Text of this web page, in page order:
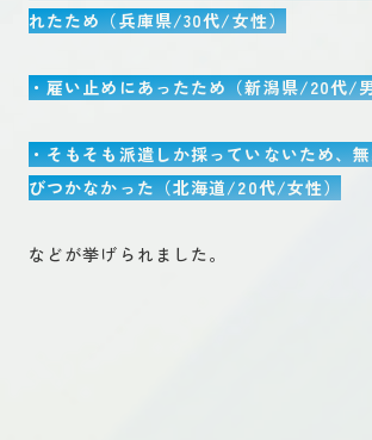
れたため（兵庫県/30代/女性）
・雇い止めにあったため（新潟県/20代/
・そもそも派遣しか採っていないため、
びつかなかった（北海道/20代/女性）
などが挙げられました。